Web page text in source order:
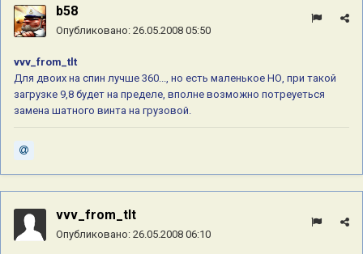
b58
Опубликовано: 26.05.2008 05:50
vvv_from_tlt
Для двоих на спин лучше 360..., но есть маленькое НО, при такой
загрузке 9,8 будет на пределе, вполне возможно потреуеться
замена шатного винта на грузовой.
vvv_from_tlt
Опубликовано: 26.05.2008 06:10